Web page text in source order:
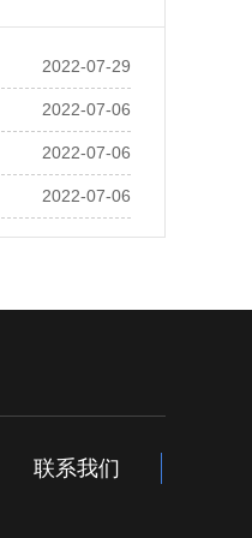
2022-07-29
2022-07-06
2022-07-06
2022-07-06
联系我们